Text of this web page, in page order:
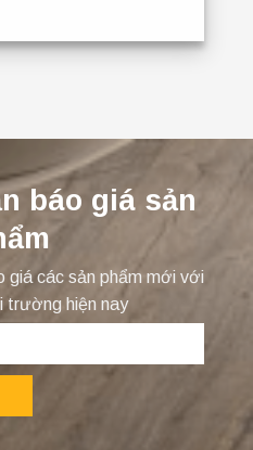
báo giá sản
giá các sản phẩm mới với
trường hiện nay